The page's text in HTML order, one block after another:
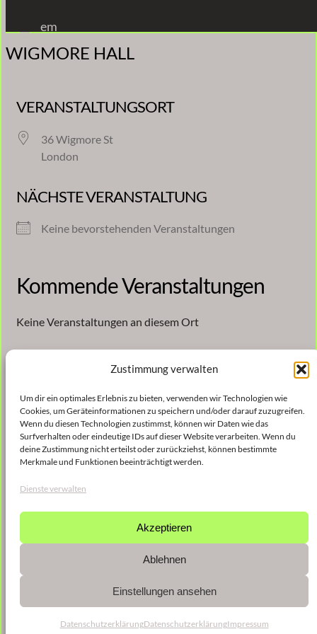
Zustimmung verwalten
Um dir ein optimales Erlebnis zu bieten, verwenden wir Technologien wie
Cookies, um Geräteinformationen zu speichern und/oder darauf zuzugreifen.
Wenn du diesen Technologien zustimmst, können wir Daten wie das
Surfverhalten oder eindeutige IDs auf dieser Website verarbeiten. Wenn du
deine Zustimmung nicht erteilst oder zurückziehst, können bestimmte
Merkmale und Funktionen beeinträchtigt werden.
Dienste verwalten
Akzeptieren
Ablehnen
Einstellungen ansehen
DatenschutzerklärungDatenschutzerklärungImpressum
Inhalt
springen
em
WIGMORE HALL
VERANSTALTUNGSORT
36 Wigmore St
London
NÄCHSTE VERANSTALTUNG
Keine bevorstehenden Veranstaltungen
Kommende Veranstaltungen
Keine Veranstaltungen an diesem Ort
Veröffentlicht 23. Januar 2026 in